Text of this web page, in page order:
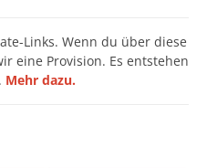
Links. Wenn du über diese
eine Provision. Es entstehen
Mehr dazu.